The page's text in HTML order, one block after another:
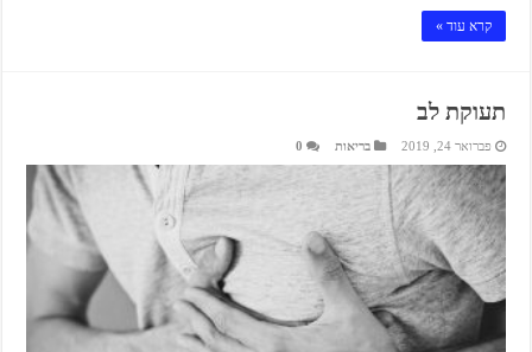
קרא עוד »
תעוקת לב
פברואר 24, 2019 בריאות 0